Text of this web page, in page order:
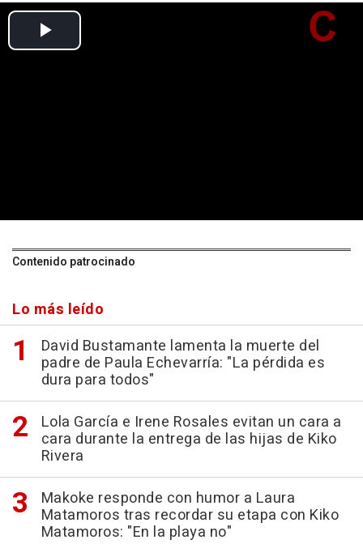
Contenido patrocinado
Lo más leído
David Bustamante lamenta la muerte del
padre de Paula Echevarría: "La pérdida es
dura para todos"
Lola García e Irene Rosales evitan un cara a
cara durante la entrega de las hijas de Kiko
Rivera
Makoke responde con humor a Laura
Matamoros tras recordar su etapa con Kiko
Matamoros: "En la playa no"